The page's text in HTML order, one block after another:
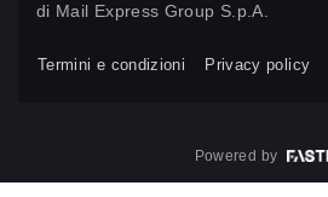
di Mail Express Group S.p.A.
Termini e condizioni Privacy policy
Powered by